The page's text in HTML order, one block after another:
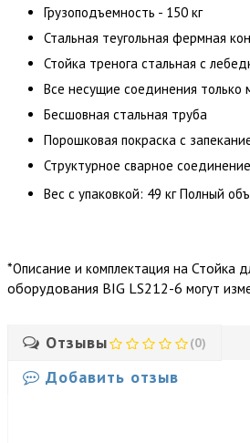
Грузоподъемность - 150 кг
Стальная теугольная фермная
Стойка тренога стальная с
Все несущие соединения только
Бесшовная стальная труба
Порошковая покраска с
Структурное сварное соединение
Вес с упаковкой: 49 кг Полный
*Описание и комплектация на Стойка
оборудования BIG LS212-6 могут
Отзывы (0)
Добавить отзыв